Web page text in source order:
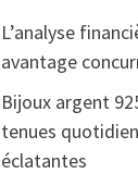
L’analyse
avantage
Bijoux argent
tenues
éclatantes